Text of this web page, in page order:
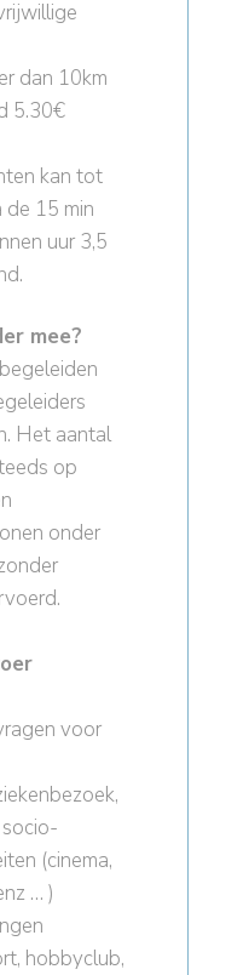
dan 10km
5.30€
kan tot
de 15 min
uur 3,5
mee?
Het aantal
op
onder
voor
(cinema,
… )
hobbyclub,